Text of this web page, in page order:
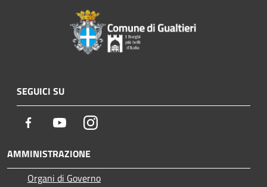
SEGUICI SU
Facebook YoutubeInstagram
AMMINISTRAZIONE
Organi di Governo